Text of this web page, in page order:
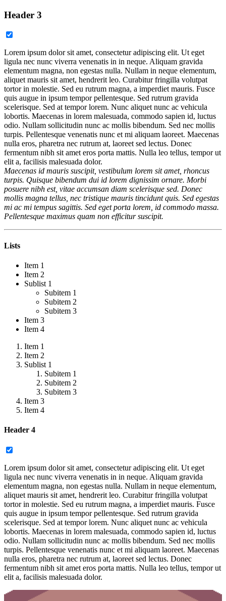
Header 3
Lorem ipsum dolor sit amet, consectetur adipiscing elit. Ut eget
ligula nec nunc viverra venenatis in in neque. Aliquam gravida
elementum magna, non egestas nulla. Nullam in neque elementum,
aliquet mauris sit amet, hendrerit leo. Curabitur fringilla volutpat
tortor in molestie. Sed eu rutrum magna, a imperdiet mauris. Fusce
quis augue in ipsum tempor pellentesque. Sed rutrum gravida
scelerisque. Sed at tempor lorem. Nunc aliquet nunc ac vehicula
lobortis. Maecenas in lorem malesuada, commodo sapien id, luctus
odio. Nullam sollicitudin nunc ac mollis bibendum. Sed nec mollis
turpis. Pellentesque venenatis nunc et mi aliquam laoreet. Maecenas
nulla eros, pharetra nec rutrum at, laoreet sed lectus. Donec
fermentum nibh sit amet eros porta mattis. Nulla leo tellus, tempor ut
elit a, facilisis malesuada dolor.
Maecenas id mauris suscipit, vestibulum lorem sit amet, rhoncus
turpis. Quisque bibendum dui id lorem dignissim ornare. Morbi
posuere nibh est, vitae accumsan diam scelerisque sed. Donec
mollis magna tellus, nec tristique mauris tincidunt quis. Sed egestas
mi ac mi tempus sagittis. Sed eget porta lorem, id commodo massa.
Pellentesque maximus quam non efficitur suscipit.
Lists
Item 1
Item 2
Sublist 1
Subitem 1
Subitem 2
Subitem 3
Item 3
Item 4
Item 1
Item 2
Sublist 1
Subitem 1
Subitem 2
Subitem 3
Item 3
Item 4
Header 4
Lorem ipsum dolor sit amet, consectetur adipiscing elit. Ut eget
ligula nec nunc viverra venenatis in in neque. Aliquam gravida
elementum magna, non egestas nulla. Nullam in neque elementum,
aliquet mauris sit amet, hendrerit leo. Curabitur fringilla volutpat
tortor in molestie. Sed eu rutrum magna, a imperdiet mauris. Fusce
quis augue in ipsum tempor pellentesque. Sed rutrum gravida
scelerisque. Sed at tempor lorem. Nunc aliquet nunc ac vehicula
lobortis. Maecenas in lorem malesuada, commodo sapien id, luctus
odio. Nullam sollicitudin nunc ac mollis bibendum. Sed nec mollis
turpis. Pellentesque venenatis nunc et mi aliquam laoreet. Maecenas
nulla eros, pharetra nec rutrum at, laoreet sed lectus. Donec
fermentum nibh sit amet eros porta mattis. Nulla leo tellus, tempor ut
elit a, facilisis malesuada dolor.